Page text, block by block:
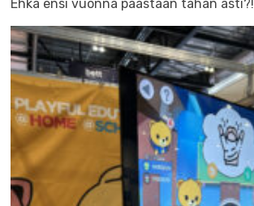
Ehkä ensi vuonna päästään tähän asti?!